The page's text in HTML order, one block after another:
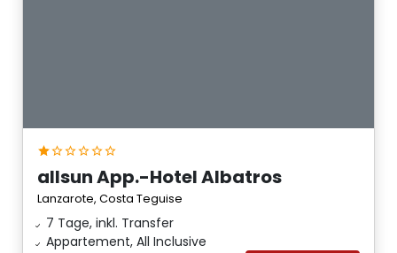
allsun App.-Hotel Albatros
Lanzarote, Costa Teguise
7 Tage, inkl. Transfer
Appartement, All Inclusive